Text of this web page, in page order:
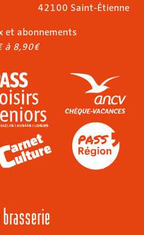
42100 Saint-Étienne
et abonnements
à 8,90€